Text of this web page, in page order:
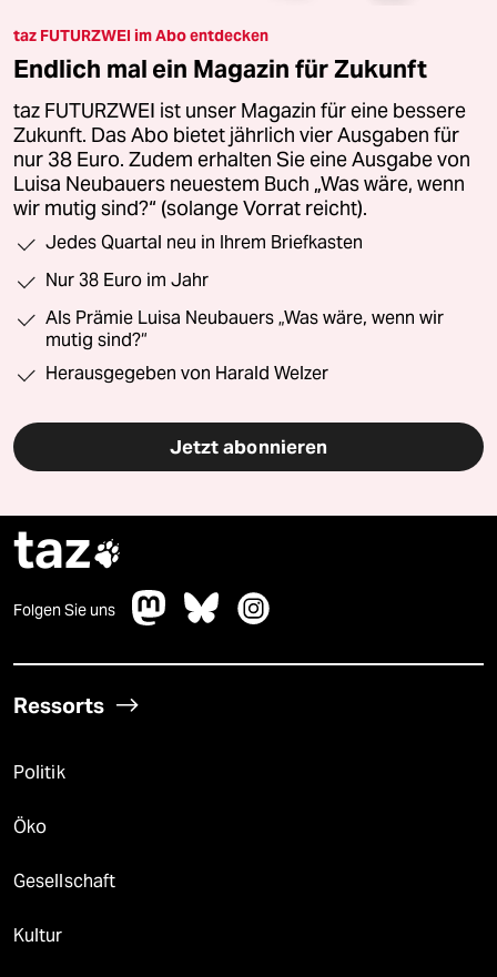
taz FUTURZWEI im Abo entdecken
Endlich mal ein Magazin für Zukunft
taz FUTURZWEI ist unser Magazin für eine bessere
Zukunft. Das Abo bietet jährlich vier Ausgaben für
nur 38 Euro. Zudem erhalten Sie eine Ausgabe von
Luisa Neubauers neuestem Buch „Was wäre, wenn
wir mutig sind?“ (solange Vorrat reicht).
Jedes Quartal neu in Ihrem Briefkasten
Nur 38 Euro im Jahr
Als Prämie Luisa Neubauers „Was wäre, wenn wir
mutig sind?“
Herausgegeben von Harald Welzer
Jetzt abonnieren
taz
Folgen Sie uns
Ressorts
Politik
Öko
Gesellschaft
Kultur